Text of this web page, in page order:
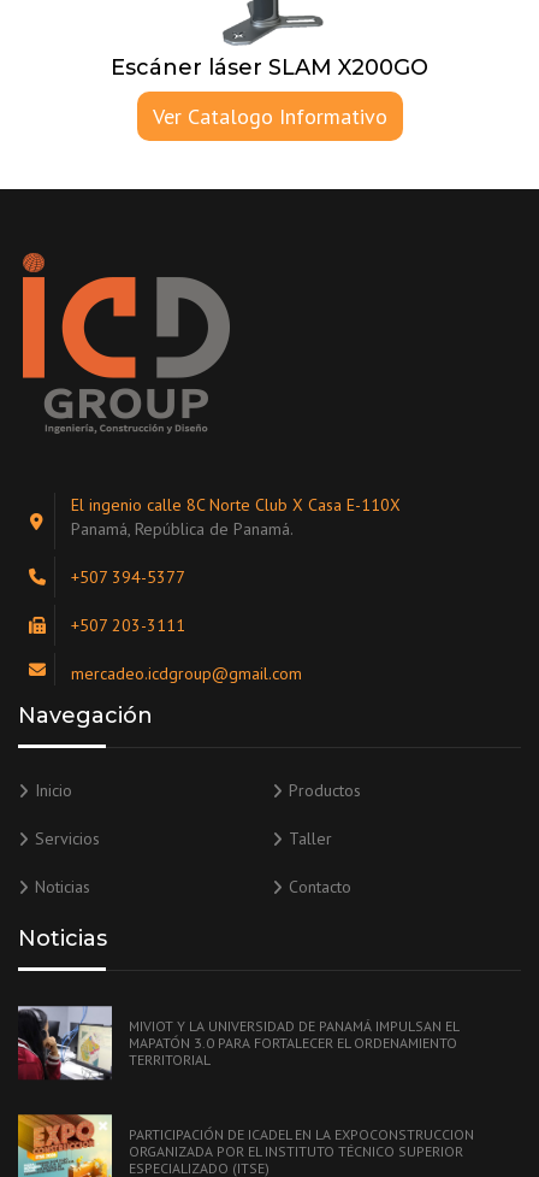
Escáner láser SLAM X200GO
Ver Catalogo Informativo
El ingenio calle 8C Norte Club X Casa E-110X
Panamá, República de Panamá.
+507 394-5377
+507 203-3111
mercadeo.icdgroup@gmail.com
Navegación
Inicio Productos
Servicios Taller
Noticias Contacto
Noticias
MIVIOT Y LA UNIVERSIDAD DE PANAMÁ IMPULSAN EL
MAPATÓN 3.0 PARA FORTALECER EL ORDENAMIENTO
TERRITORIAL
PARTICIPACIÓN DE ICADEL EN LA EXPOCONSTRUCCION
ORGANIZADA POR EL INSTITUTO TÉCNICO SUPERIOR
ESPECIALIZADO (ITSE)